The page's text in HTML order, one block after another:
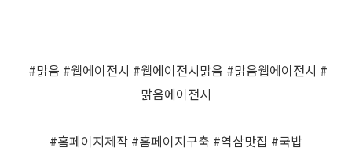
#맑음 #웹에이전시 #웹에이전시맑음 #맑음웹에이전시 #
맑음에이전시
#홈페이지제작 #홈페이지구축 #역삼맛집 #국밥